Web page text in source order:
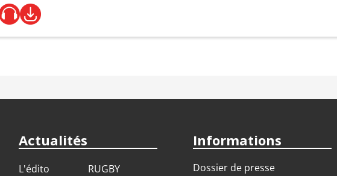
Actualités
L'édito
RUGBY
Informations
Dossier de presse